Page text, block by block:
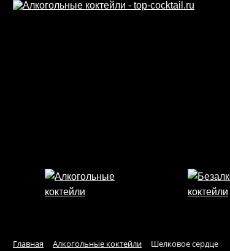
содержанию
Главная Алкогольные коктейли Шелковое сердце